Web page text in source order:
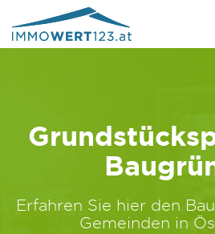
Erfahren Sie hier den
Gemeinden in